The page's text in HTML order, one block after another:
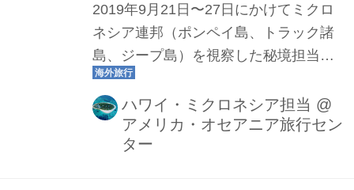
2019年9月21日〜27日にかけてミクロ
ネシア連邦（ポンペイ島、トラック諸
島、ジープ島）を視察した秘境担当ス
タッフによる、出発から現地到着まで
の流れや最新の観光地情報、ご旅行に
あたっての注意事項などをまとめた記
事です。随時更新していきます！（最
ハワイ・ミクロネシア担当 @
アメリカ・オセアニア旅行セン
ター